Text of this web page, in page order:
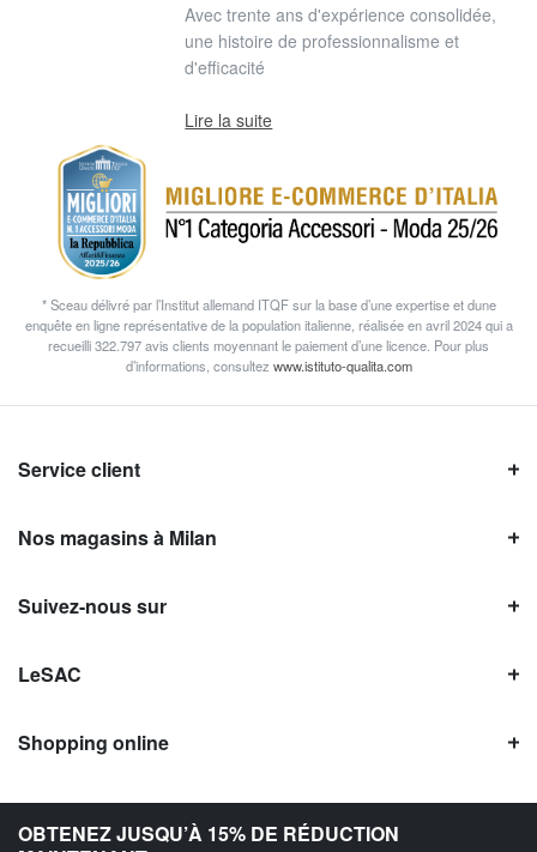
OBTENEZ JUSQU’À 15% DE RÉDUCTION
Avec trente ans d'expérience consolidée,
une histoire de professionnalisme et
d'efficacité
Lire la suite
* Sceau délivré par l’Institut allemand ITQF sur la base d’une expertise et dune
enquête en ligne représentative de la population italienne, réalisée en avril 2024 qui a
recueilli 322.797 avis clients moyennant le paiement d’une licence. Pour plus
d’informations, consultez www.istituto-qualita.com
Service client
Nos magasins à Milan
Suivez-nous sur
LeSAC
Shopping online
Avis LeSAC